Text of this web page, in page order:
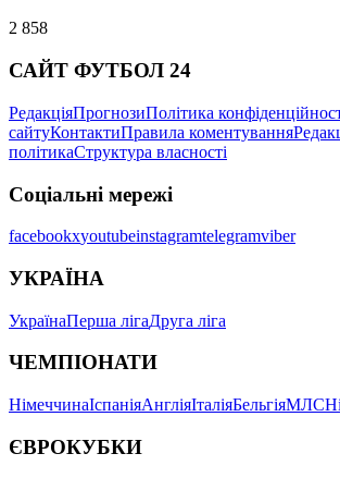
2 858
САЙТ ФУТБОЛ 24
РедакціяПрогнозиПолітика
сайтуКонтактиПравила коментування
політикаСтруктура власності
Соціальні мережі
facebookxyoutubeinstagramtelegramviber
УКРАЇНА
УкраїнаПерша лігаДруга ліга
ЧЕМПІОНАТИ
НімеччинаІспаніяАнгліяІталіяБельгіяМЛС
ЄВРОКУБКИ